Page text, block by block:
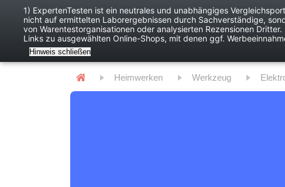
Baby Digitales
Heimwerken Werkzeug
1) ExpertenTesten ist ein neutrales und unabhängiges
nicht auf ermittelten Laborergebnissen durch Sachverständige,
von Warentestorganisationen oder analysierten Rezensionen
Links zu ausgewählten Online-Shops, mit denen ggf.
Hinweis schließen